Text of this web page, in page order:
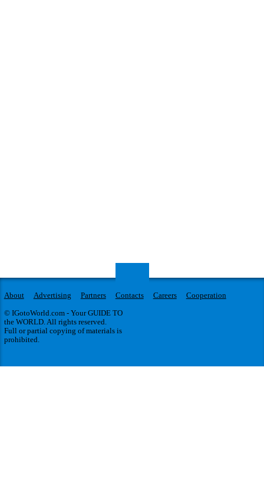
About Advertising Partners Contacts Careers
Cooperation
© IGotoWorld.com - Your GUIDE TO
the WORLD. All rights reserved.
Full or partial copying of materials is
prohibited.